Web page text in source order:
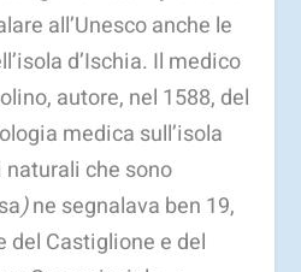
all’Unesco anche le
d’Ischia. Il medico
autore, nel 1588, del
medica sull’isola
naturali che sono
)ne segnalava ben 19,
del Castiglione e del